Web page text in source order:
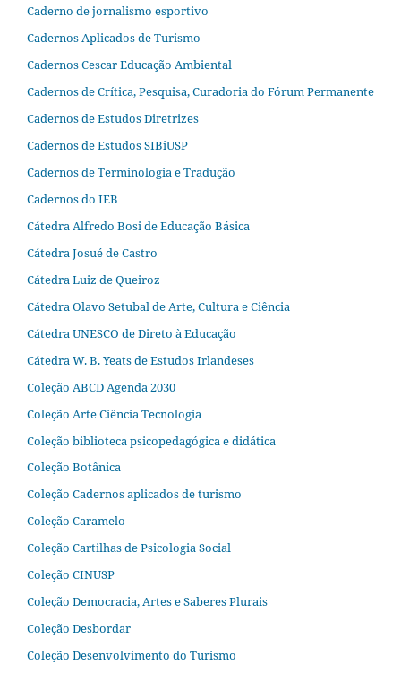
Caderno de jornalismo esportivo
Cadernos Aplicados de Turismo
Cadernos Cescar Educação Ambiental
Cadernos de Crítica, Pesquisa, Curadoria do Fórum Permanente
Cadernos de Estudos Diretrizes
Cadernos de Estudos SIBiUSP
Cadernos de Terminologia e Tradução
Cadernos do IEB
Cátedra Alfredo Bosi de Educação Básica
Cátedra Josué de Castro
Cátedra Luiz de Queiroz
Cátedra Olavo Setubal de Arte, Cultura e Ciência
Cátedra UNESCO de Direto à Educação
Cátedra W. B. Yeats de Estudos Irlandeses
Coleção ABCD Agenda 2030
Coleção Arte Ciência Tecnologia
Coleção biblioteca psicopedagógica e didática
Coleção Botânica
Coleção Cadernos aplicados de turismo
Coleção Caramelo
Coleção Cartilhas de Psicologia Social
Coleção CINUSP
Coleção Democracia, Artes e Saberes Plurais
Coleção Desbordar
Coleção Desenvolvimento do Turismo